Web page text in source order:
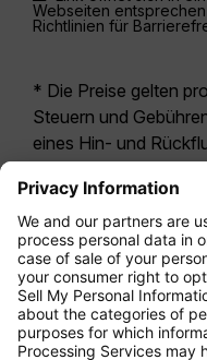
Webseiten
Richtlinien für
* Die Preise gelten
Steuern und
eines Hin- und
möglicherweise nicht
Economy Class
sich i.d.R. um
Tarifoption. Es
fürAufgabegepäck
Leistungen anfallen.